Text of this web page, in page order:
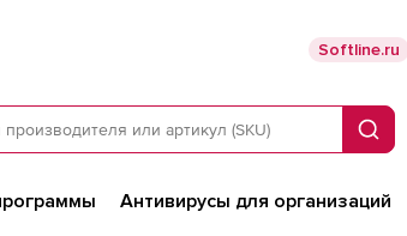
Softline.ru
Поиск
Антивирусы для организаций